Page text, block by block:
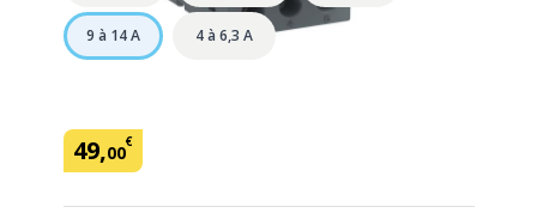
9 à 14 A 4 à 6,3 A
49,00€